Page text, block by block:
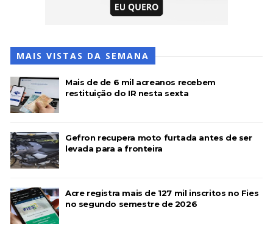
MAIS VISTAS DA SEMANA
Mais de de 6 mil acreanos recebem
restituição do IR nesta sexta
Gefron recupera moto furtada antes de ser
levada para a fronteira
Acre registra mais de 127 mil inscritos no Fies
no segundo semestre de 2026